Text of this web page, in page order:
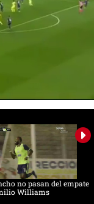
no pasan del empate
Williams